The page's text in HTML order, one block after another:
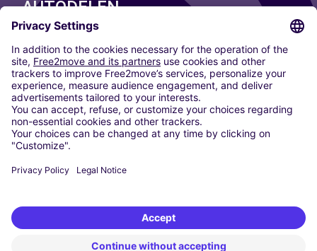
AUTODELEN
ONZE STEDEN
Paris
Madrid
Washington DC
Milaan
Rome
Turijn
Wenen
Berlijn
Düsseldorf